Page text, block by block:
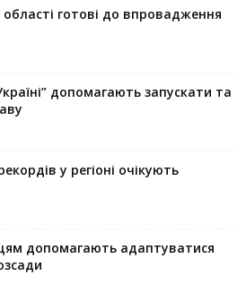
області готові до впровадження
допомагають запускaти та
у регіоні очікують
допомагають адаптуватися